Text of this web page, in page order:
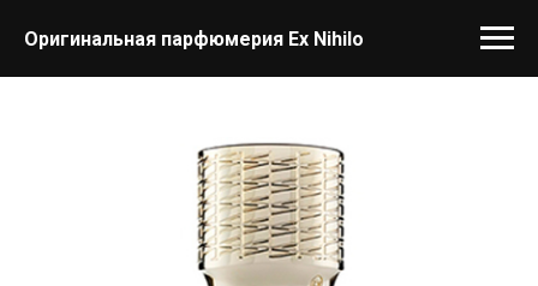
Оригинальная парфюмерия Ex Nihilo